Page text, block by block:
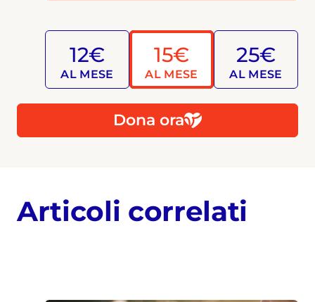
12€
AL MESE
15€
AL MESE
25€
AL MESE
Dona ora
Articoli correlati